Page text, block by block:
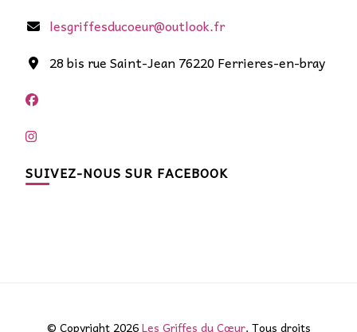
lesgriffesducoeur@outlook.fr
28 bis rue Saint-Jean 76220 Ferrieres-en-bray
SUIVEZ-NOUS SUR FACEBOOK
© Copyright 2026Les Griffes du Cœur. Tous droits